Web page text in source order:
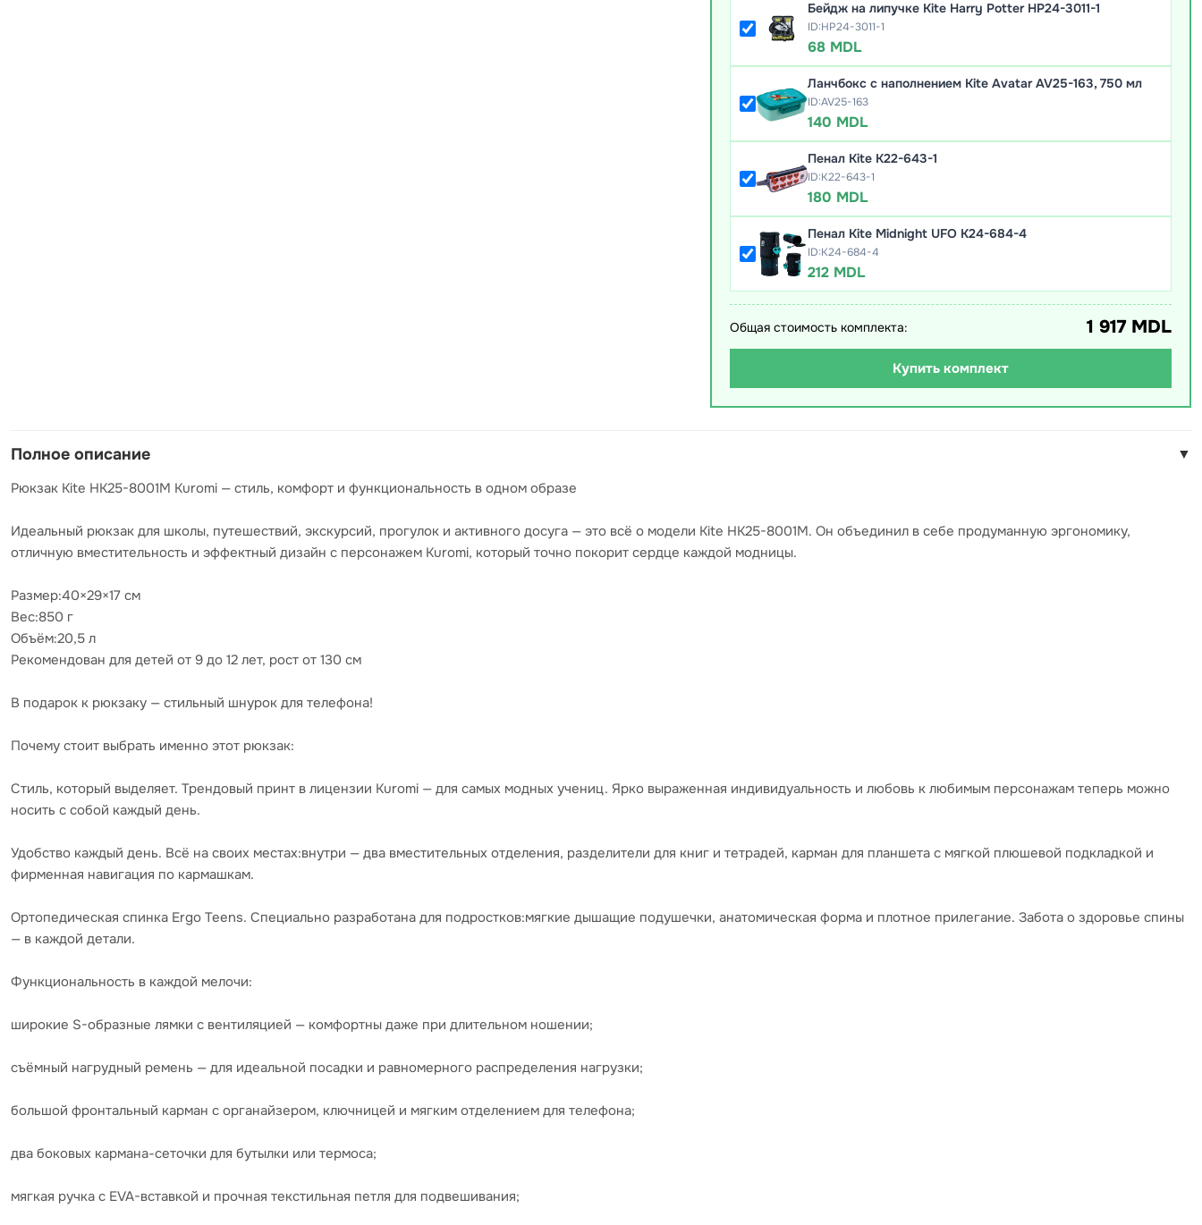
Бейдж на липучке Kite Harry Potter HP24-3011-1
ID:HP24-3011-1
68 MDL
Ланчбокс с наполнением Kite Avatar AV25-163, 750 мл
ID:AV25-163
140 MDL
Пенал Kite K22-643-1
ID:K22-643-1
180 MDL
Пенал Kite Midnight UFO K24-684-4
ID:K24-684-4
212 MDL
Общая стоимость комплекта: 1 917 MDL
Купить комплект
Полное описание ▼
Рюкзак Kite HK25-8001M Kuromi — стиль, комфорт и функциональность в одном образе
Идеальный рюкзак для школы, путешествий, экскурсий, прогулок и активного досуга — это всё о модели Kite HK25-8001M. Он объединил в себе продуманную эргономику,
отличную вместительность и эффектный дизайн с персонажем Kuromi, который точно покорит сердце каждой модницы.
Размер:40×29×17 см
Вес:850 г
Объём:20,5 л
Рекомендован для детей от 9 до 12 лет, рост от 130 см
В подарок к рюкзаку — стильный шнурок для телефона!
Почему стоит выбрать именно этот рюкзак:
Стиль, который выделяет. Трендовый принт в лицензии Kuromi — для самых модных учениц. Ярко выраженная индивидуальность и любовь к любимым персонажам теперь можно
носить с собой каждый день.
Удобство каждый день. Всё на своих местах:внутри — два вместительных отделения, разделители для книг и тетрадей, карман для планшета с мягкой плюшевой подкладкой и
фирменная навигация по кармашкам.
Ортопедическая спинка Ergo Teens. Специально разработана для подростков:мягкие дышащие подушечки, анатомическая форма и плотное прилегание. Забота о здоровье спины
— в каждой детали.
Функциональность в каждой мелочи:
широкие S-образные лямки с вентиляцией — комфортны даже при длительном ношении;
съёмный нагрудный ремень — для идеальной посадки и равномерного распределения нагрузки;
большой фронтальный карман с органайзером, ключницей и мягким отделением для телефона;
два боковых кармана-сеточки для бутылки или термоса;
мягкая ручка с EVA-вставкой и прочная текстильная петля для подвешивания;